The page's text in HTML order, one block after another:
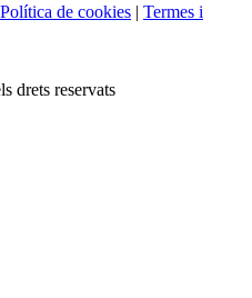
Política de cookies | Termes i
drets reservats